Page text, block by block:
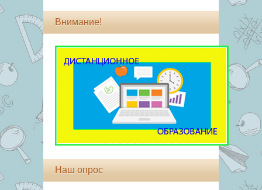
Внимание!
Наш опрос